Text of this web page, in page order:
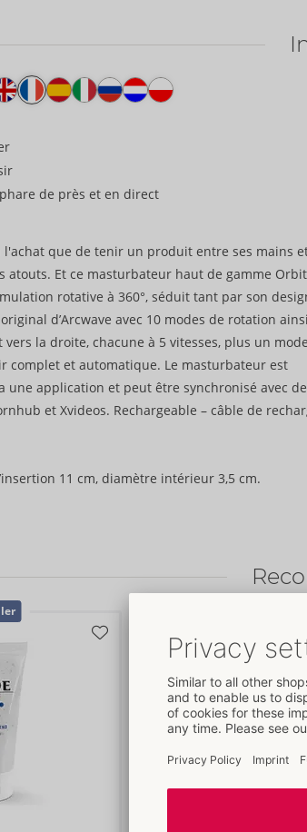
de près et en direct
l'achat que de tenir un produit entre ses mains
atouts. Et ce masturbateur haut de gamme Orbit
rotative à 360°, séduit tant par son
d’Arcwave avec 10 modes de rotation
la droite, chacune à 5 vitesses, plus un
complet et automatique. Le masturbateur est
une application et peut être synchronisé avec
et Xvideos. Rechargeable – câble de
11 cm, diamètre intérieur 3,5 cm.